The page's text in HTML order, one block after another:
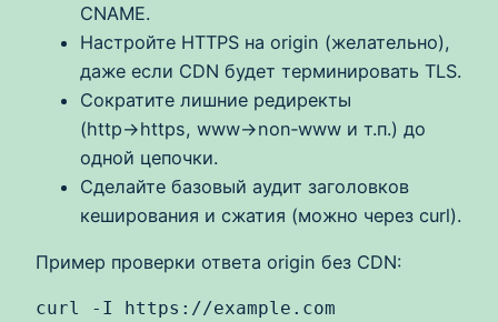
CNAME.
Настройте HTTPS на origin (желательно),
даже если CDN будет терминировать TLS.
Сократите лишние редиректы
(http→https, www→non‑www и т.п.) до
одной цепочки.
Сделайте базовый аудит заголовков
кеширования и сжатия (можно через curl).
Пример проверки ответа origin без CDN:
curl -I https://example.com